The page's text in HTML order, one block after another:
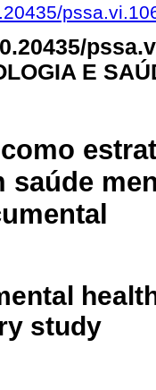
E
saúde
study